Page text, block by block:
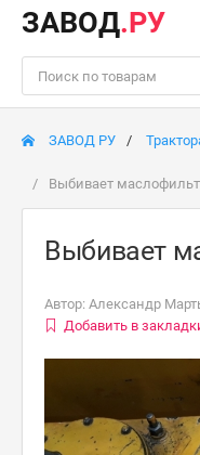
ЗАВОД.РУ
ЗАВОД РУ
Выбивает
Выбивает
Автор: Александр
Добавить в